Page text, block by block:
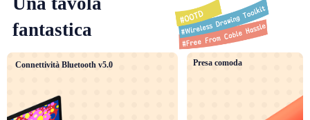
fantastica
Connettività Bluetooth v5.0 Presa comoda